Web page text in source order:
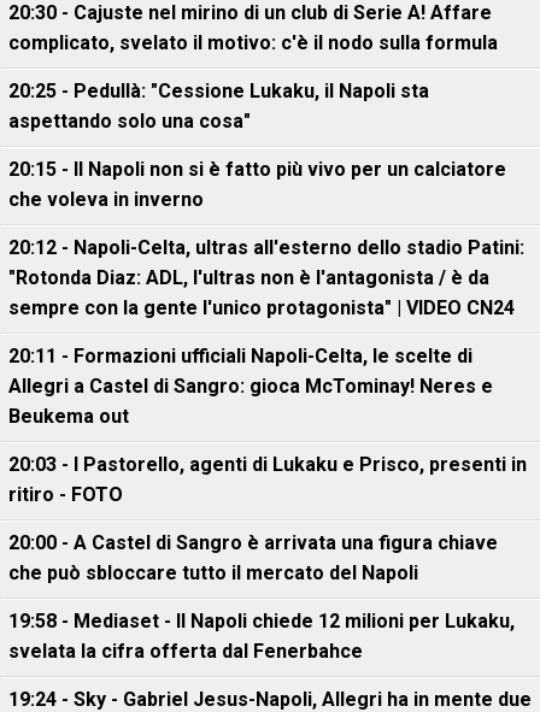
20:30 - Cajuste nel mirino di un club di Serie A! Affare
complicato, svelato il motivo: c'è il nodo sulla formula
20:25 - Pedullà: "Cessione Lukaku, il Napoli sta
aspettando solo una cosa"
20:15 - Il Napoli non si è fatto più vivo per un calciatore
che voleva in inverno
20:12 - Napoli-Celta, ultras all'esterno dello stadio Patini:
"Rotonda Diaz: ADL, l'ultras non è l'antagonista / è da
sempre con la gente l'unico protagonista" | VIDEO CN24
20:11 - Formazioni ufficiali Napoli-Celta, le scelte di
Allegri a Castel di Sangro: gioca McTominay! Neres e
Beukema out
20:03 - I Pastorello, agenti di Lukaku e Prisco, presenti in
ritiro - FOTO
20:00 - A Castel di Sangro è arrivata una figura chiave
che può sbloccare tutto il mercato del Napoli
19:58 - Mediaset - Il Napoli chiede 12 milioni per Lukaku,
svelata la cifra offerta dal Fenerbahce
19:24 - Sky - Gabriel Jesus-Napoli, Allegri ha in mente due